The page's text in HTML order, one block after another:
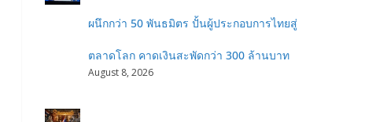
ผนึกกว่า 50 พันธมิตร ปั้นผู้ประกอบการไทยสู่
ตลาดโลก คาดเงินสะพัดกว่า 300 ล้านบาท
August 8, 2026